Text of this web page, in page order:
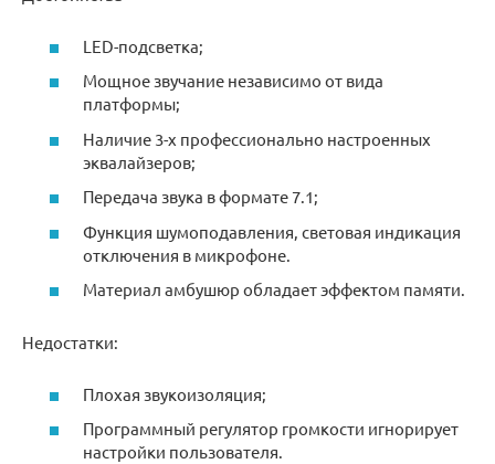
LED-подсветка;
Мощное звучание независимо от вида
платформы;
Наличие 3-х профессионально настроенных
эквалайзеров;
Передача звука в формате 7.1;
Функция шумоподавления, световая индикация
отключения в микрофоне.
Материал амбушюр обладает эффектом памяти.
Недостатки:
Плохая звукоизоляция;
Программный регулятор громкости игнорирует
настройки пользователя.